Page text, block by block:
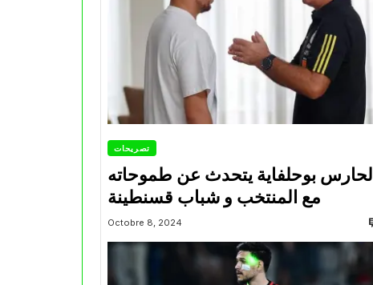
تصريحات
الحارس بوحلفاية يتحدث عن طموحاته
مع المنتخب و شباب قسنطينة
Octobre 8, 2024